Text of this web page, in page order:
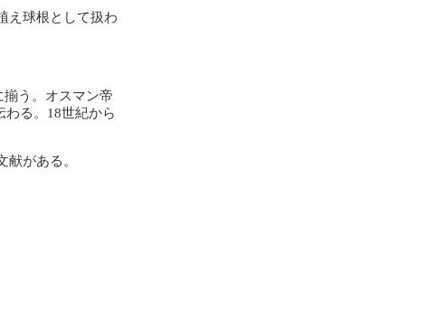
え球根として扱わ
う。オスマン帝
る。18世紀から
がある。